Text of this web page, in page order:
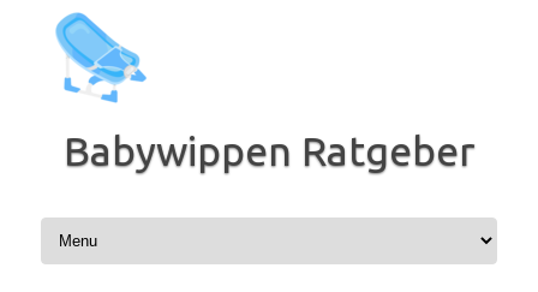
Inhalt
springen
Babywippen Ratgeber